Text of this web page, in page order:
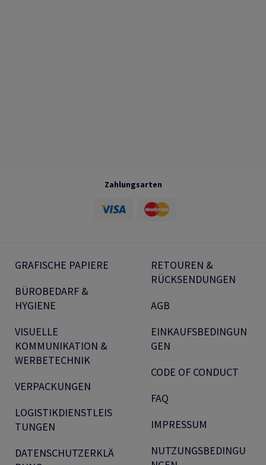
Zahlungsarten
GRAFISCHE PAPIERE
BÜROBEDARF &
HYGIENE
VISUELLE
KOMMUNIKATION &
WERBETECHNIK
VERPACKUNGEN
LOGISTIKDIENSTLEIS
TUNGEN
DATENSCHUTZERKLÄ
RETOUREN &
RÜCKSENDUNGEN
AGB
EINKAUFSBEDINGUN
GEN
CODE OF CONDUCT
FAQ
IMPRESSUM
NUTZUNGSBEDINGU